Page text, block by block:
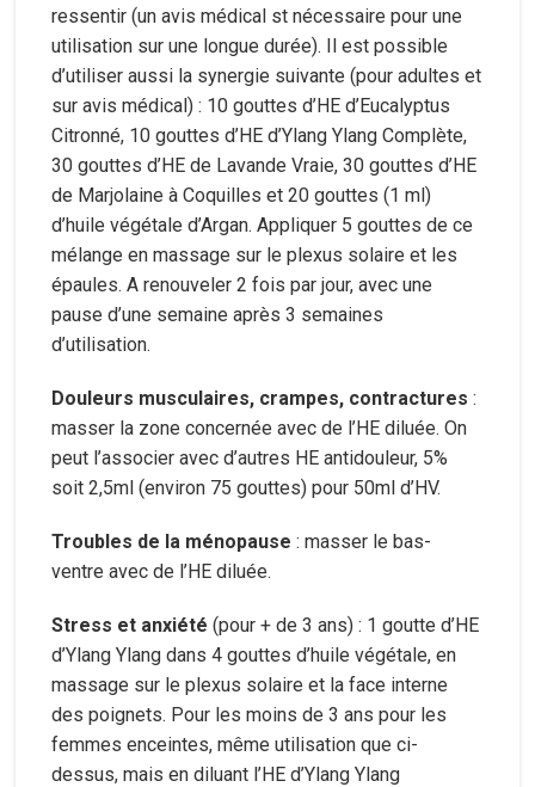
ressentir (un avis médical st nécessaire pour une
utilisation sur une longue durée). Il est possible
d’utiliser aussi la synergie suivante (pour adultes et
sur avis médical) : 10 gouttes d’HE d’Eucalyptus
Citronné, 10 gouttes d’HE d’Ylang Ylang Complète,
30 gouttes d’HE de Lavande Vraie, 30 gouttes d’HE
de Marjolaine à Coquilles et 20 gouttes (1 ml)
d’huile végétale d’Argan. Appliquer 5 gouttes de ce
mélange en massage sur le plexus solaire et les
épaules. A renouveler 2 fois par jour, avec une
pause d’une semaine après 3 semaines
d’utilisation.
Douleurs musculaires, crampes, contractures :
masser la zone concernée avec de l’HE diluée. On
peut l’associer avec d’autres HE antidouleur, 5%
soit 2,5ml (environ 75 gouttes) pour 50ml d’HV.
Troubles de la ménopause : masser le bas-
ventre avec de l’HE diluée.
Stress et anxiété (pour + de 3 ans) : 1 goutte d’HE
d’Ylang Ylang dans 4 gouttes d’huile végétale, en
massage sur le plexus solaire et la face interne
des poignets. Pour les moins de 3 ans pour les
femmes enceintes, même utilisation que ci-
dessus, mais en diluant l’HE d’Ylang Ylang